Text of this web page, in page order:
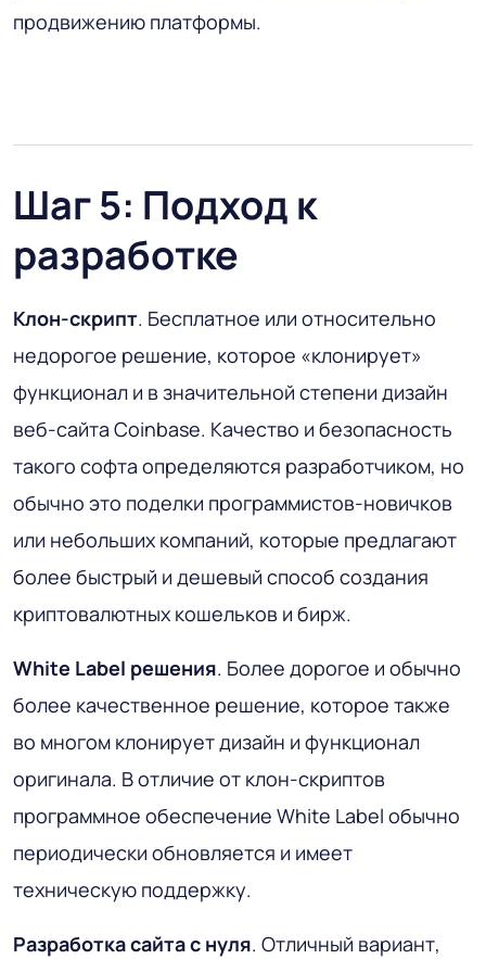
продвижению платформы.
Шаг 5: Подход к
разработке
Клон-скрипт. Бесплатное или относительно
недорогое решение, которое «клонирует»
функционал и в значительной степени дизайн
веб-сайта Coinbase. Качество и безопасность
такого софта определяются разработчиком, но
обычно это поделки программистов-новичков
или небольших компаний, которые предлагают
более быстрый и дешевый способ создания
криптовалютных кошельков и бирж.
White Label решения. Более дорогое и обычно
более качественное решение, которое также
во многом клонирует дизайн и функционал
оригинала. В отличие от клон-скриптов
программное обеспечение White Label обычно
периодически обновляется и имеет
техническую поддержку.
Разработка сайта с нуля. Отличный вариант,